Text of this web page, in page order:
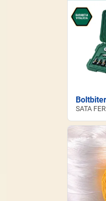
Boltbiter
SATA